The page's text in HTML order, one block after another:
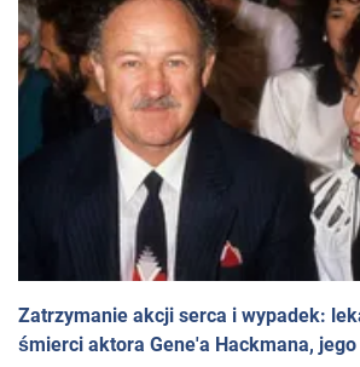
Zatrzymanie akcji serca i wypadek:
śmierci aktora Gene'a Hackmana, jego